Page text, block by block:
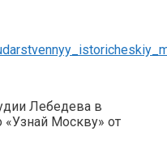
Лебедева в
Москву» от